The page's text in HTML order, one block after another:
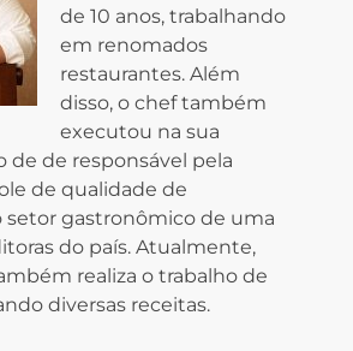
de 10 anos, trabalhando
em renomados
restaurantes. Além
disso, o chef também
executou na sua
de de responsável pela
de qualidade de
setor gastronômico de uma
do país. Atualmente,
realiza o trabalho de
diversas receitas.